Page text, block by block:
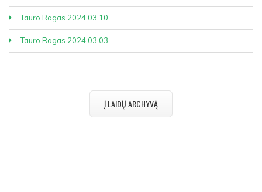
Tauro Ragas 2024 03 10
Tauro Ragas 2024 03 03
Į LAIDŲ ARCHYVĄ